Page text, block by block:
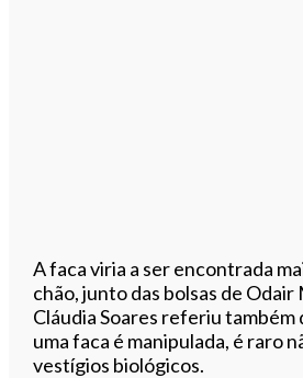
A faca viria a ser encontrada
chão, junto das bolsas de Odair
Cláudia Soares referiu também
uma faca é manipulada, é raro
vestígios biológicos.